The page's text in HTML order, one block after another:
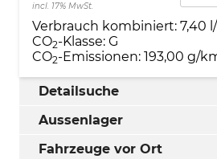
incl. 17% MwSt.
Verbrauch kombiniert: 7,40
CO2-Klasse: G
CO2-Emissionen: 193,00 g/
Detailsuche
Aussenlager
Fahrzeuge vor Ort